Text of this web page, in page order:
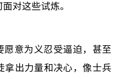
对这些试炼。
愿意为义忍受逼迫，甚至
拿出力量和决心，像士兵